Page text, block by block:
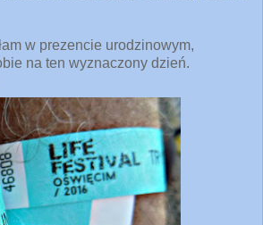
w prezencie urodzinowym,
na ten wyznaczony dzień.